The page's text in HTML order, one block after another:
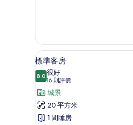
情
載
入
所
有
標
準
4
標準客房
8.08.0 分，滿分 10 分
很好
16 則評價
(16
則
評
價)
城景
20 平方米
1 間睡房